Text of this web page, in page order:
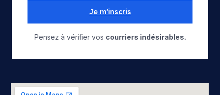
Je m'inscris
Pensez à vérifier vos courriers indésirables.